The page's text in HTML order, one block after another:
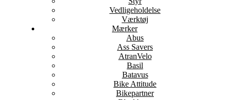
Vedligeholdelse
Værktøj
Mærker
Abus
Ass Savers
AtranVelo
Basil
Batavus
Bike Attitude
Bikepartner